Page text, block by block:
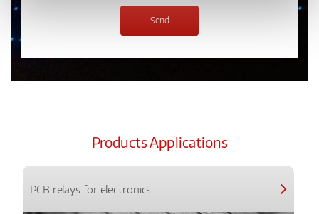
Products Applications
PCB relays for electronics